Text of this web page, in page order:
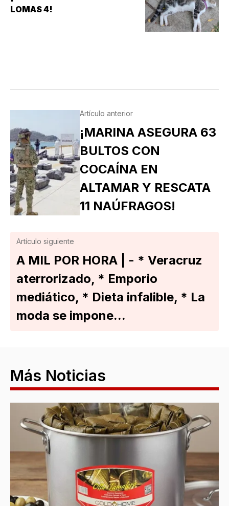
LOMAS 4!
Artículo anterior
¡MARINA ASEGURA 63
BULTOS CON
COCAÍNA EN
ALTAMAR Y RESCATA
11 NAÚFRAGOS!
Artículo siguiente
A MIL POR HORA | - * Veracruz
aterrorizado, * Emporio
mediático, * Dieta infalible, * La
moda se impone...
Más Noticias